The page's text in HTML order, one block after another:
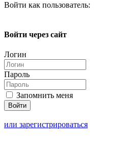
Войти как пользователь:
Войти через сайт
Логин
Пароль
Запомнить меня
или зарегистрироваться